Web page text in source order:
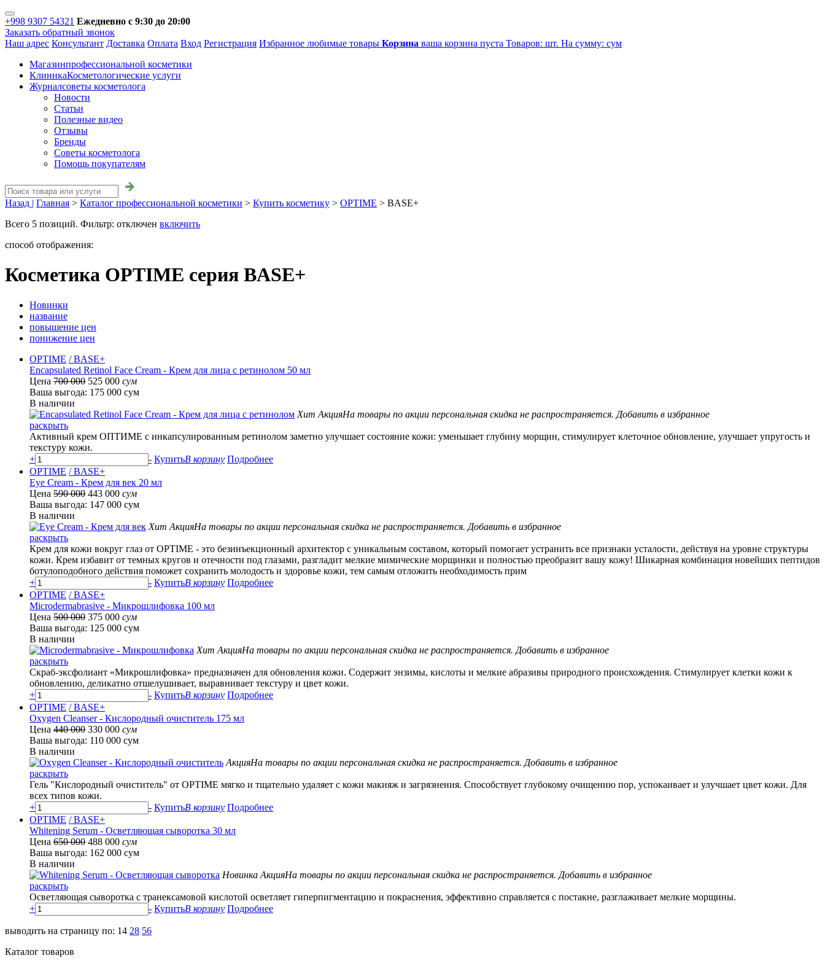
+998 9307 54321 Ежедневно с 9:30 до 20:00
Заказать обратный звонок
Наш адрес Консультант Доставка Оплата Вход Регистрация Избранное любимые товары Корзина ваша корзина пуста Товаров: шт. На сумму: сум
Магазинпрофессиональной косметики
КлиникаКосметологические услуги
Журналсоветы косметолога
Новости
Статьи
Полезные видео
Отзывы
Бренды
Советы косметолога
Помощь покупателям
Назад | Главная > Каталог профессиональной косметики > Купить косметику > OPTIME > BASE+
Всего 5 позиций. Фильтр: отключен включить
способ отображения:
Косметика OPTIME серия BASE+
Новинки
название
повышение цен
понижение цен
OPTIME / BASE+
Encapsulated Retinol Face Cream - Крем для лица с ретинолом 50 мл
Цена 700 000 525 000 сум
Ваша выгода: 175 000 сум
В наличии
Хит АкцияНа товары по акции персональная скидка не распространяется. Добавить в избранное
раскрыть
Активный крем ОПТИМЕ с инкапсулированным ретинолом заметно улучшает состояние кожи: уменьшает глубину морщин, стимулирует клеточное обновление, улучшает упругость и
текстуру кожи.
+
- КупитьВ корзину Подробнее
OPTIME / BASE+
Eye Cream - Крем для век 20 мл
Цена 590 000 443 000 сум
Ваша выгода: 147 000 сум
В наличии
Хит АкцияНа товары по акции персональная скидка не распространяется. Добавить в избранное
раскрыть
Крем для кожи вокруг глаз от OPTIME - это безинъекционный архитектор с уникальным составом, который помогает устранить все признаки усталости, действуя на уровне структуры
кожи. Крем избавит от темных кругов и отечности под глазами, разгладит мелкие мимические морщинки и полностью преобразит вашу кожу! Шикарная комбинация новейших пептидов
ботулоподобного действия поможет сохранить молодость и здоровье кожи, тем самым отложить необходимость прим
+
- КупитьВ корзину Подробнее
OPTIME / BASE+
Microdermabrasive - Микрошлифовка 100 мл
Цена 500 000 375 000 сум
Ваша выгода: 125 000 сум
В наличии
Хит АкцияНа товары по акции персональная скидка не распространяется. Добавить в избранное
раскрыть
Скраб-эксфолиант «Микрошлифовка» предназначен для обновления кожи. Содержит энзимы, кислоты и мелкие абразивы природного происхождения. Стимулирует клетки кожи к
обновлению, деликатно отшелушивает, выравнивает текстуру и цвет кожи.
+
- КупитьВ корзину Подробнее
OPTIME / BASE+
Oxygen Cleanser - Кислородный очиститель 175 мл
Цена 440 000 330 000 сум
Ваша выгода: 110 000 сум
В наличии
АкцияНа товары по акции персональная скидка не распространяется. Добавить в избранное
раскрыть
Гель "Кислородный очиститель" от OPTIME мягко и тщательно удаляет с кожи макияж и загрязнения. Способствует глубокому очищению пор, успокаивает и улучшает цвет кожи. Для
всех типов кожи.
+
- КупитьВ корзину Подробнее
OPTIME / BASE+
Whitening Serum - Осветляющая сыворотка 30 мл
Цена 650 000 488 000 сум
Ваша выгода: 162 000 сум
В наличии
Новинка АкцияНа товары по акции персональная скидка не распространяется. Добавить в избранное
раскрыть
Осветляющая сыворотка с транексамовой кислотой осветляет гиперпигментацию и покраснения, эффективно справляется с постакне, разглаживает мелкие морщины.
+
- КупитьВ корзину Подробнее
выводить на страницу по: 14 28 56
Каталог товаров